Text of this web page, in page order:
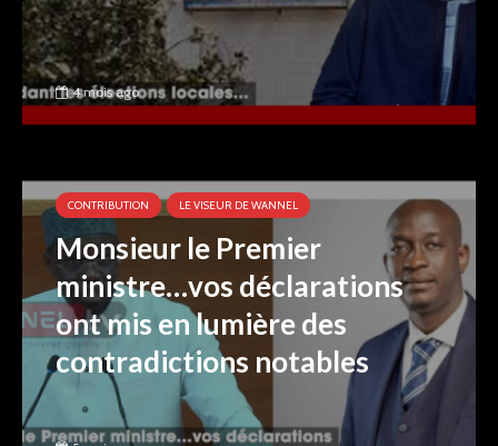
4 mois ago
CONTRIBUTION LE VISEUR DE WANNEL
Monsieur le Premier
ministre…vos déclarations
ont mis en lumière des
contradictions notables